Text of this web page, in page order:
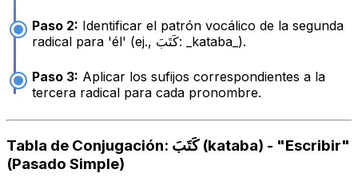
Paso 2: Identificar el patrón vocálico de la segunda
radical para 'él' (ej., كَتَبَ: _kataba_).
Paso 3: Aplicar los sufijos correspondientes a la
tercera radical para cada pronombre.
Tabla de Conjugación: كَتَبَ (kataba) - "Escribir"
(Pasado Simple)